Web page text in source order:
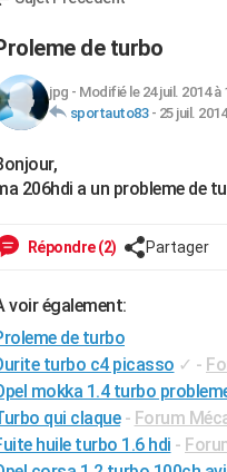
de turbo
jpg - Modifié le 24 juil. 2014 à
sportauto83- 25 juil.
206hdi a un probleme de
Répondre (2) Partager
voir également:
de turbo
turbo c4 picasso ✓ -
mokka 1.4 turbo
qui claque - Forum
huile turbo 1.6 hdi -